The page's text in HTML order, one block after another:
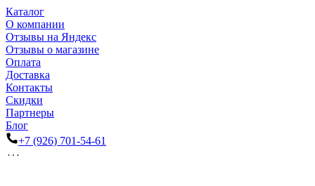
Каталог
О компании
Отзывы на Яндекс
Отзывы о магазине
Оплата
Доставка
Контакты
Скидки
Партнеры
Блог
+7 (926) 701-54-61